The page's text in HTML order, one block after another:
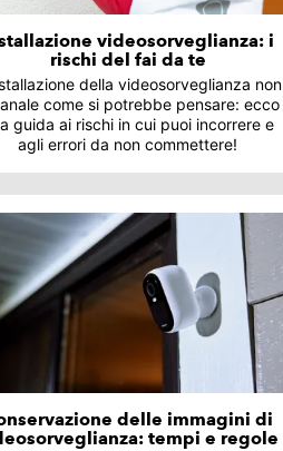
videosorveglianza: i
rischi del fai da te
della videosorveglianza non
come si potrebbe pensare: ecco
guida ai rischi in cui puoi incorrere e
agli errori da non commettere!
delle immagini di
tempi e regole